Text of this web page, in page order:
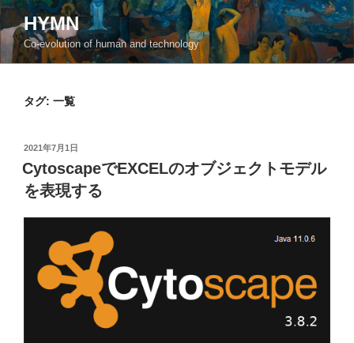
コ
ン
テ
ン
HYMN
Co-evolution of human and technology
タグ: 一覧
投
稿
日:
2021年7月1日
CytoscapeでEXCELのオブジェクトモデル
を表現する